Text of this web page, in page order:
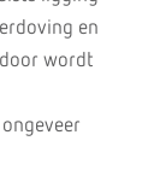
en
wordt